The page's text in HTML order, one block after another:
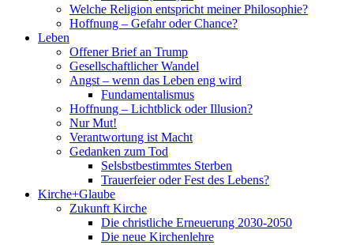
Welche Religion entspricht meiner Philosophie?
Hoffnung – Gefahr oder Chance?
Leben
Offener Brief an Trump
Gesellschaftlicher Wandel
Angst – wenn das Leben eng wird
Fundamentalismus
Hoffnung – Lichtblick oder Illusion?
Nur Mut!
Verantwortung ist Macht
Gedanken zum Tod
Selsbstbestimmtes Sterben
Trauerfeier oder Fest des Lebens?
Kirche+Glaube
Zukunft Kirche
Die christliche Erneuerung 2030-2050
Die neue Kirchenlehre